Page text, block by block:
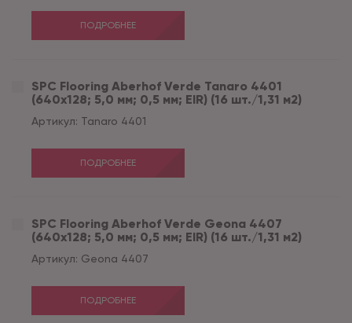
ПОДРОБНЕЕ
SPC Flooring Aberhof Verde Tanaro 4401
(640х128; 5,0 мм; 0,5 мм; EIR) (16 шт./1,31 м2)
Артикул: Tanaro 4401
ПОДРОБНЕЕ
SPC Flooring Aberhof Verde Geona 4407
(640х128; 5,0 мм; 0,5 мм; EIR) (16 шт./1,31 м2)
Артикул: Geona 4407
ПОДРОБНЕЕ